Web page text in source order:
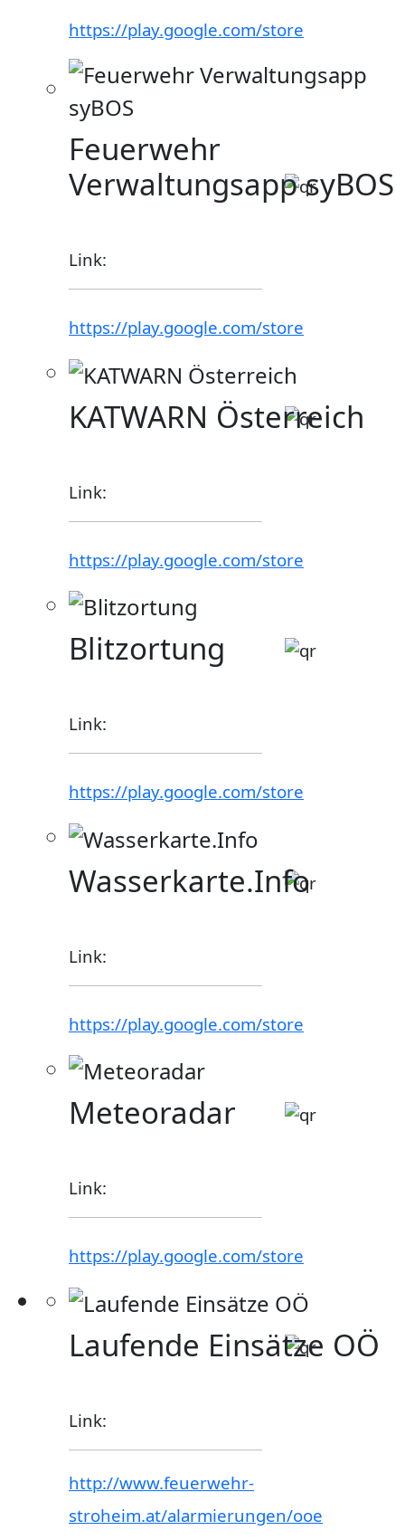
https://play.google.com/store
Feuerwehr
Verwaltungsapp syBOS
Link:
https://play.google.com/store
KATWARN Österreich
Link:
https://play.google.com/store
Blitzortung
Link:
https://play.google.com/store
Wasserkarte.Info
Link:
https://play.google.com/store
Meteoradar
Link:
https://play.google.com/store
Laufende Einsätze OÖ
Link:
http://www.feuerwehr-
stroheim.at/alarmierungen/ooe